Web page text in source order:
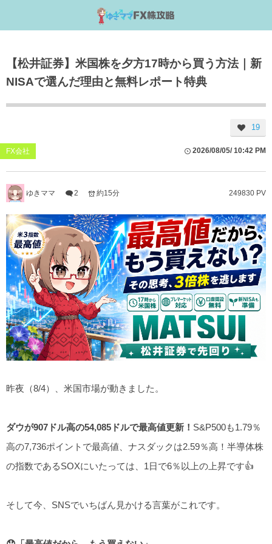
【松井証券】米国株を夕方17時から買う方法｜新
NISAで選んだ理由と無料レポート特典
19
FX会社 2026/08/05/ 10:42 PM
ゆきママ 2 249830 PV
約15分
昨夜（8/4）、米国市場が動きました。
ダウが907ドル高の54,085ドルで最高値更新！ S&P500も1.79％
高の7,736ポイントで最高値、ナスダックは2.59％高！半導体株
の指数であるSOXにいたっては、1日で6％以上の上昇です👍
そして今、SNSでいちばん見かける言葉がこれです。